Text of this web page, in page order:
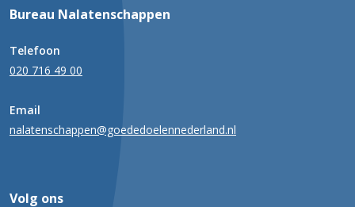
Bureau Nalatenschappen
Telefoon
020 716 49 00
Email
nalatenschappen@goededoelennederland.nl
Volg ons